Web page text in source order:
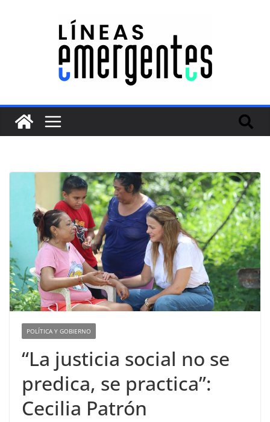
POLÍTICA Y GOBIERNO
“La justicia social no se
predica, se practica”:
Cecilia Patrón